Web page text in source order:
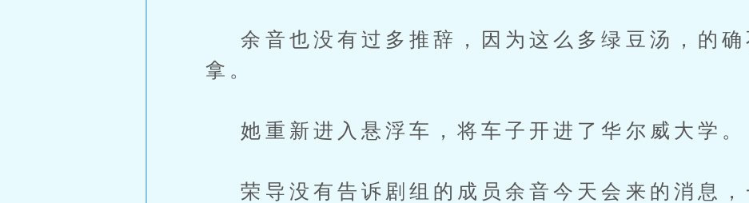
余音也没有过多推辞，因为这么多绿豆汤，的确
拿。
她重新进入悬浮车，将车子开进了华尔威大学。
荣导没有告诉剧组的成员余音今天会来的消息，